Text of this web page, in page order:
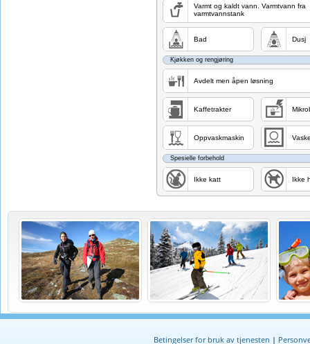
Varmt og kaldt vann. Varmtvann fra
varmtvannstank
Bad Dusj
Kjøkken og rengjøring
Avdelt men åpen løsning
Kaffetrakter
Oppvaskmaskin
Spesielle forbehold
Ikke katt Ikke
Betingelser for bruk av tjenesten |